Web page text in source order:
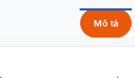
Mô tả